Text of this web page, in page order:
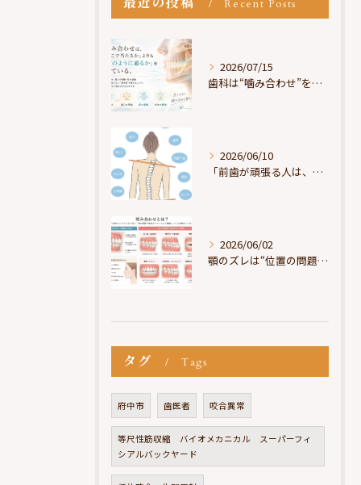
Recent Posts
2026/07/15
歯科は“噛み合わせ”を見ているが、身体は“通り道”を見ている
2026/06/10
「前歯が頑張る人は、だいたい疲れている」
2026/06/02
顎のズレは“位置の問題”ではなく“選択の問題”
タグ Tags
府中市 歯医者 咬合異常
等尺性筋収縮 バイオメカニカル スーパーフィ
シアルバックヤード